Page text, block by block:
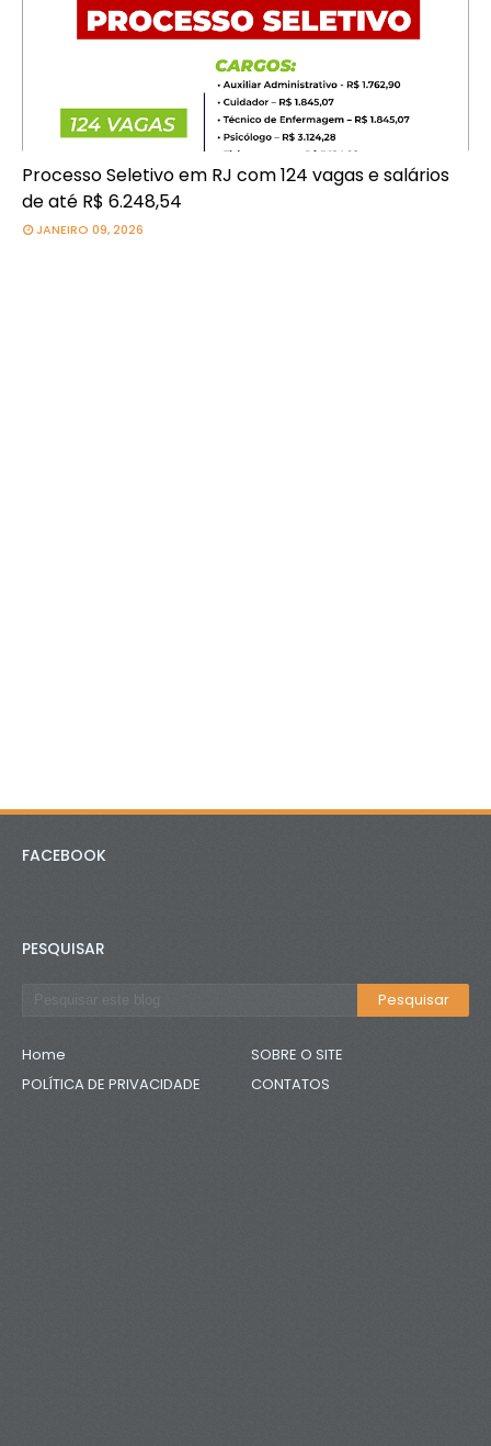
Processo Seletivo em RJ com 124 vagas e salários
de até R$ 6.248,54
JANEIRO 09, 2026
FACEBOOK
PESQUISAR
Home
SOBRE O SITE
POLÍTICA DE PRIVACIDADE
CONTATOS